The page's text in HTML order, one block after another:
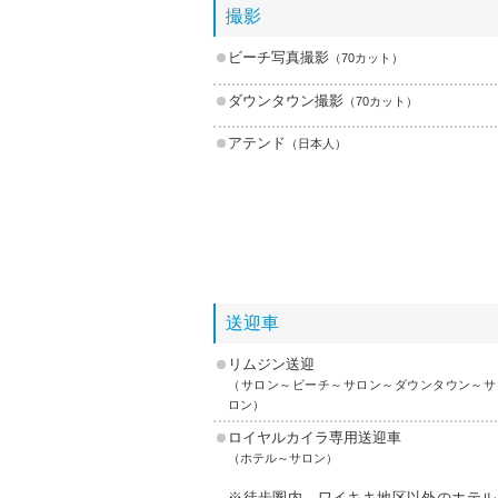
撮影
ビーチ写真撮影 （70カット）
ダウンタウン撮影 （70カット）
アテンド （日本人）
送迎車
リムジン送迎
（サロン～ビーチ～サロン～ダウンタウン～サ
ロン）
ロイヤルカイラ専用送迎車
（ホテル～サロン）